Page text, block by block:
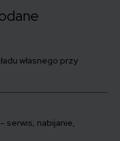
i koreańskich.
własnego przy
serwis, nabijanie,